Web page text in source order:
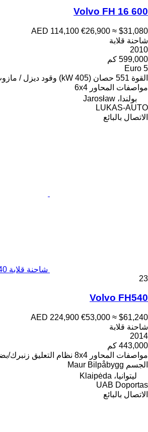
Volvo FH 16 600
AED 114,100 €26,900 ≈ $31,080
شاحنة قلابة
2010
599,000 كم
Euro 5
القوة 551 حصان (405 kW) وقود ديزل /
مواصفات المحاور 6x4
بولندا، Jarosław
LUKAS-AUTO
الاتصال بالبائع
شاحنة قلابة Volvo FH540
23
Volvo FH540
AED 224,900 €53,000 ≈ $61,240
شاحنة قلابة
2014
443,000 كم
مواصفات المحاور 8x4 نظام التعليق زنبرك/
الجسم Maur Bilpåbygg
ليتوانيا، Klaipėda
UAB Doportas
الاتصال بالبائع